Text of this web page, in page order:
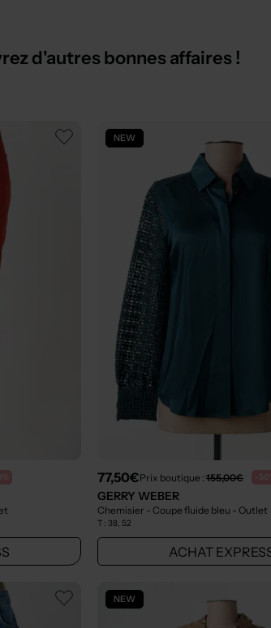
d'autres bonnes affaires !
NEW
77,50€Prix boutique : 155,00€ -
GERRY WEBER
Chemisier - Coupe fluide bleu - Outlet
T : 38, 52
ACHAT
NEW